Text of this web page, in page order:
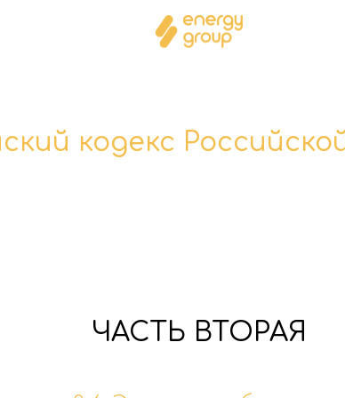
кодекс
ЧАСТЬ ВТОРАЯ